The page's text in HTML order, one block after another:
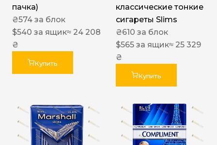
пачка)
₴574 за блок
$540 за ящик≈ 24 208
₴
Купить
классические тонкие
сигареты Slims
₴610 за блок
$565 за ящик≈ 25 329
₴
Купить